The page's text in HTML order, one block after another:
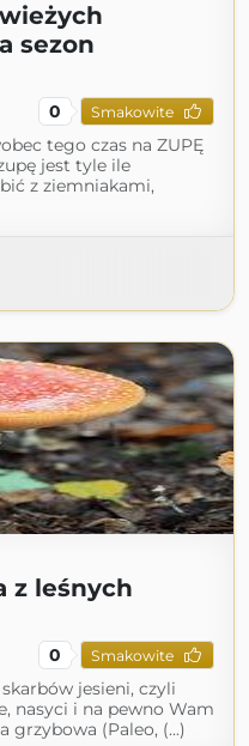
sezon
0 Smakowite
tego czas na ZUPĘ
jest tyle ile
z ziemniakami,
z leśnych
0 Smakowite
jesieni, czyli
nasyci i na pewno Wam
grzybowa (Paleo, (...)